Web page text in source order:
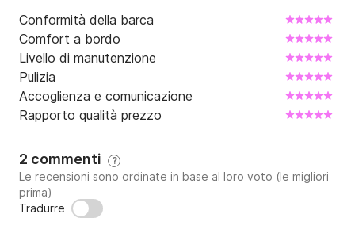
Conformità della barca
Comfort a bordo
Livello di manutenzione
Pulizia
Accoglienza e comunicazione
Rapporto qualità prezzo
2 commenti ?
Le recensioni sono ordinate in base al loro voto (le migliori
prima)
Tradurre